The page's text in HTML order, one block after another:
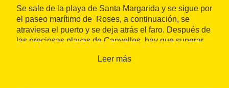
Se sale de la playa de Santa Margarida y se sigue por
el paseo marítimo de Roses, a continuación, se
atraviesa el puerto y se deja atrás el faro. Después de
las preciosas playas de Canyelles, hay que superar
llegar a Punta Falconera. Es un lugar perfecto para
Leer más